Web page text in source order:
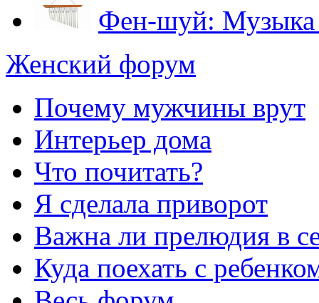
Фен-шуй: Музыка
Женский форум
Почему мужчины врут
Интерьер дома
Что почитать?
Я сделала приворот
Важна ли прелюдия в
Куда поехать с